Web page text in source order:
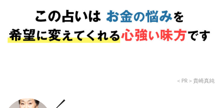
＜PR＞貴崎真純